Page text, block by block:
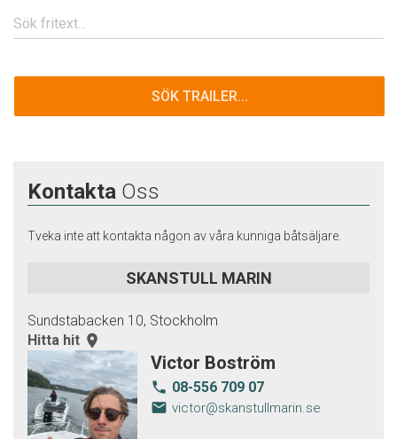
SÖK TRAILER...
Kontakta Oss
Tveka inte att kontakta någon av våra kunniga båtsäljare.
SKANSTULL MARIN
Sundstabacken 10, Stockholm
Hitta hit room
Victor Boström
local_phone 08-556 709 07
email victor@skanstullmarin.se